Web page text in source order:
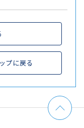
プに戻る